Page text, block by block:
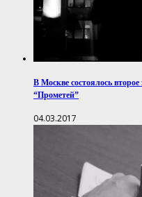
В Москве состоялось второе
“Прометей”
04.03.2017